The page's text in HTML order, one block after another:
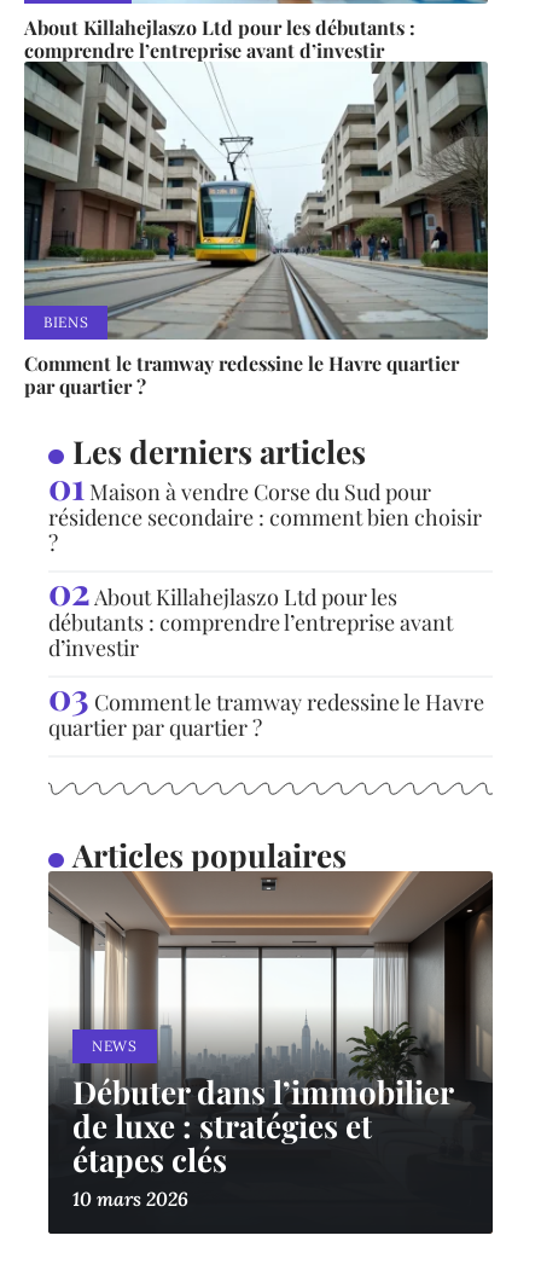
About Killahejlaszo Ltd pour les débutants :
comprendre l’entreprise avant d’investir
BIENS
Comment le tramway redessine le Havre quartier
par quartier ?
Les derniers articles
Maison à vendre Corse du Sud pour
résidence secondaire : comment bien choisir
?
About Killahejlaszo Ltd pour les
débutants : comprendre l’entreprise avant
d’investir
Comment le tramway redessine le Havre
quartier par quartier ?
Articles populaires
NEWS
Débuter dans l’immobilier
de luxe : stratégies et
étapes clés
10 mars 2026